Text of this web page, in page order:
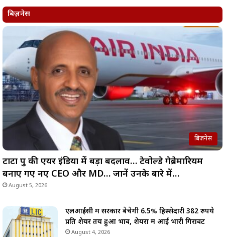
बिज़नेस
बिज़नेस
टाटा ग्रुप की एयर इंडिया में बड़ा बदलाव… टेवोल्डे गेब्रेमारियम
बनाए गए नए CEO और MD… जानें उनके बारे में…
August 5, 2026
एलआईसी में सरकार बेचेगी 6.5% हिस्सेदारी 382 रुपये
प्रति शेयर तय हुआ भाव, शेयरों में आई भारी गिरावट
August 4, 2026